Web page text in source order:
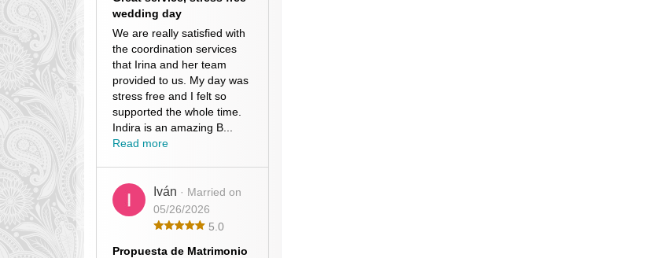
wedding day
We are really satisfied with
the coordination services
that Irina and her team
provided to us. My day was
stress free and I felt so
supported the whole time.
Indira is an amazing B...
Read more
Iván · Married on
05/26/2026
5.0
Propuesta de Matrimonio